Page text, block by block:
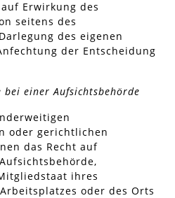
Erwirkung des
seitens des
des eigenen
der Entscheidung
bei einer Aufsichtsbehörde
oder gerichtlichen
das Recht auf
ihres
oder des Orts